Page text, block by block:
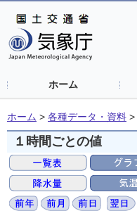
ホーム
ホーム > 各種データ・資料 >
１時間ごとの値